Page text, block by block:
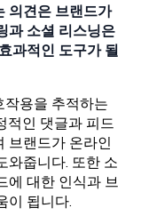
의견은 브랜드가
과 소셜 리스닝은
과적인 도구가 될
용을 추적하는
적인 댓글과 피드
브랜드가 온라인
와줍니다. 또한 소
에 대한 인식과 브
이 됩니다.